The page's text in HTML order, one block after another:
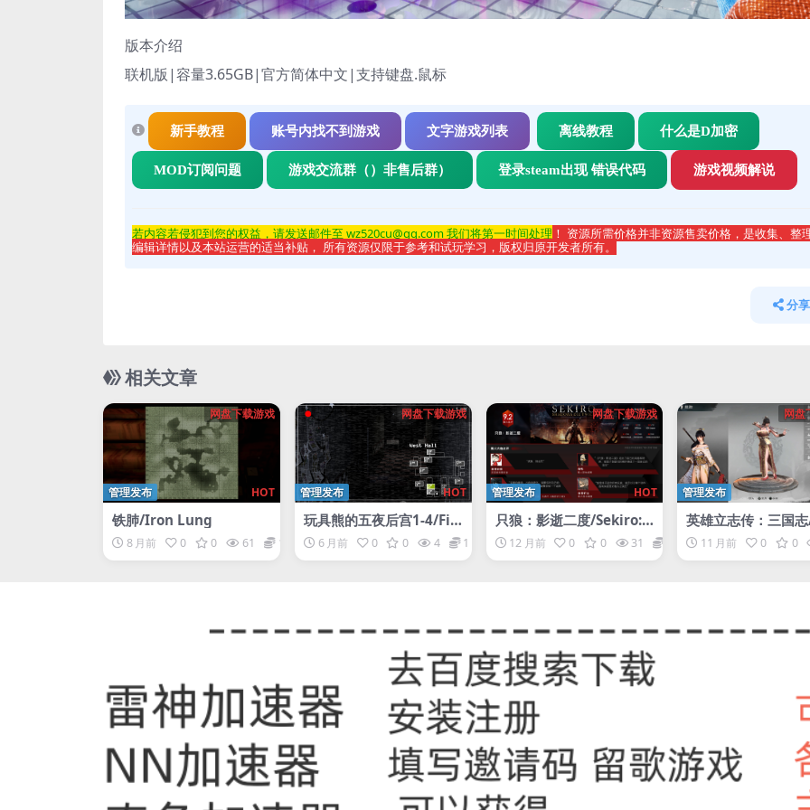
版本介绍
联机版|容量3.65GB|官方简体中文|支持键盘.鼠标
新手教程 账号内找不到游戏 文字游戏列表 离线教程 什么是D加密
MOD订阅问题 游戏交流群（）非售后群） 登录steam出现 错误代码 游戏视频解说
若内容若侵犯到您的权益，请发送邮件至 wz520cu@qq.com 我们将第一时间处理 ！ 资源所需价格并非资源售卖价格，是收集、整
编辑详情以及本站运营的适当补贴， 所有资源仅限于参考和试玩学习，版权归原开发者所有。
分享
相关文章
网盘下载游戏
HOT
管理发布
铁肺/Iron Lung
8 月前 0 0 61 1
网盘下载游戏
HOT
管理发布
玩具熊的五夜后宫1-4/Fiv
e Nights At Freddy’s 1-
4
6 月前 0 0 4 1
网盘下载游戏
HOT
管理发布
只狼：影逝二度/Sekiro: S
hadows Die Twice
12 月前 0 0 31
网盘
管理发布
英雄立志传：三国
end of Heroes:
ingdoms
11 月前 0 0